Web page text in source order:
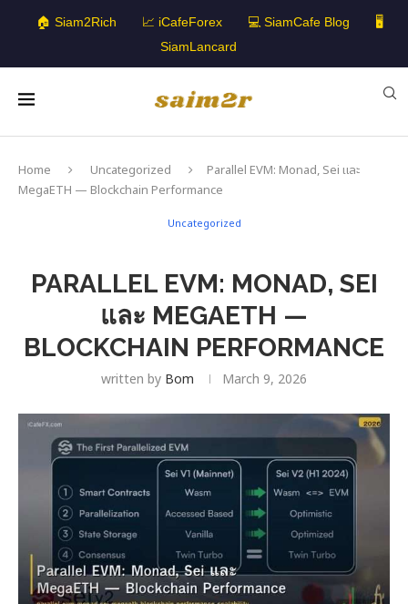
🏠 Siam2Rich 📈 iCafeForex 💻 SiamCafe Blog
🖥️
SiamLancard
Home Uncategorized
Parallel EVM: Monad, Sei และ
MegaETH — Blockchain Performance
Uncategorized
PARALLEL EVM: MONAD, SEI
และ MEGAETH —
BLOCKCHAIN PERFORMANCE
written by Bom March 9, 2026